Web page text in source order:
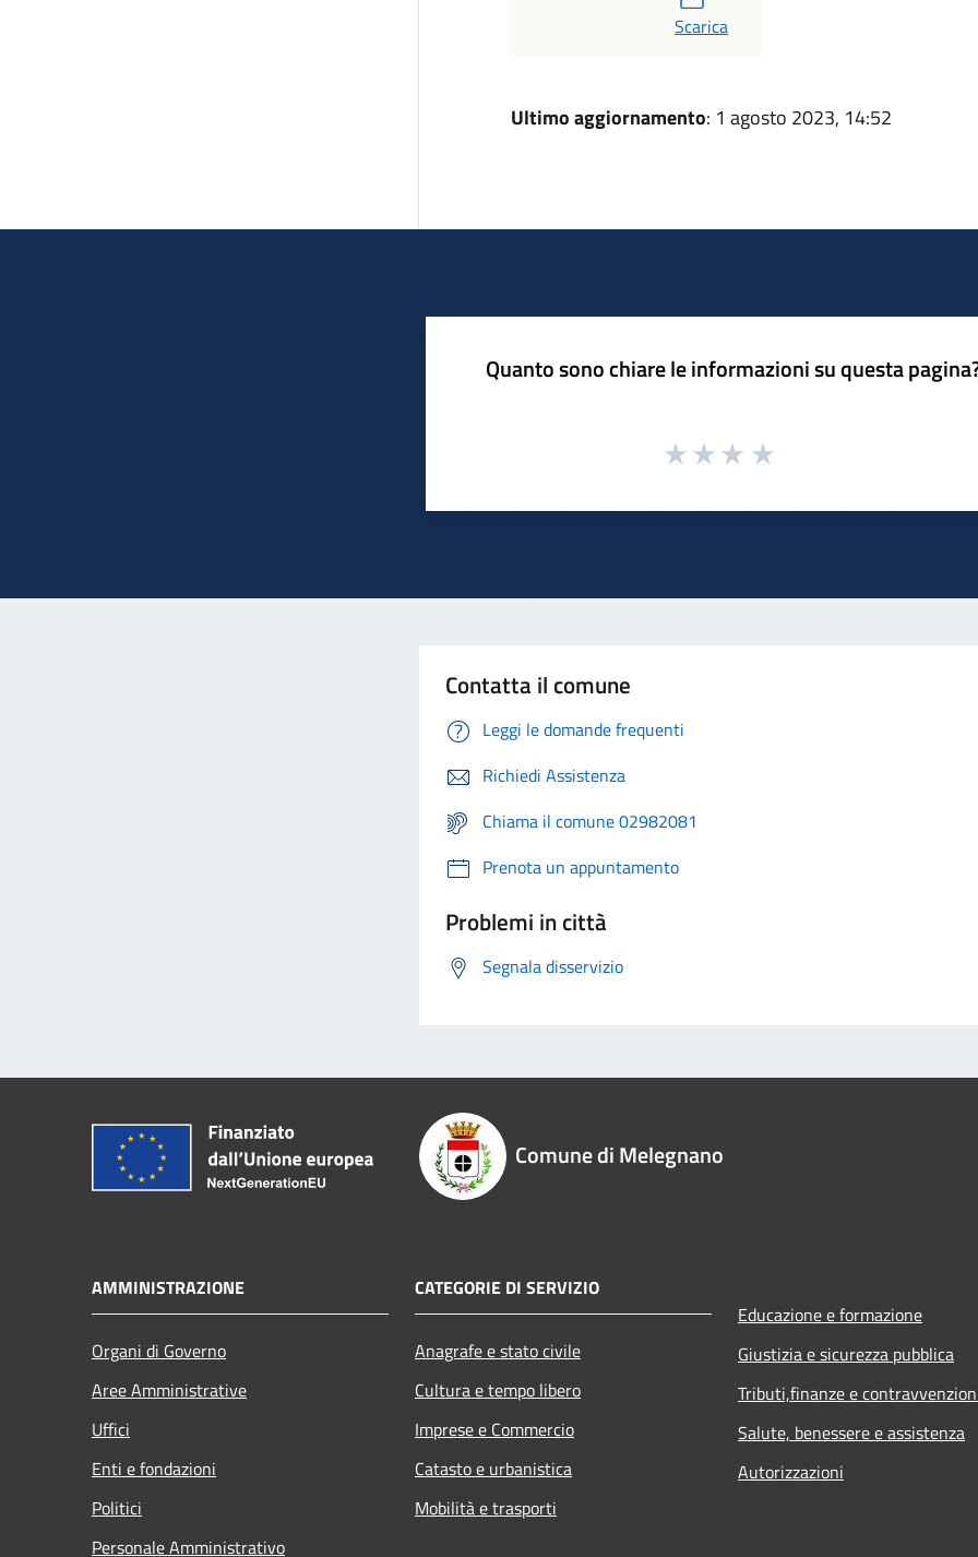
PDF
Scarica
Ultimo aggiornamento: 1 agosto 2023, 14:52
Quanto sono chiare le informazioni su questa
Contatta il comune
Leggi le domande frequenti
Richiedi Assistenza
Chiama il comune 02982081
Prenota un appuntamento
Problemi in città
Segnala disservizio
Comune di Melegnano
AMMINISTRAZIONE
Organi di Governo
Aree Amministrative
Uffici
Enti e fondazioni
Politici
Personale Amministrativo
CATEGORIE DI SERVIZIO
Anagrafe e stato civile
Cultura e tempo libero
Imprese e Commercio
Catasto e urbanistica
Mobilità e trasporti
Educazione e formazione
Giustizia e sicurezza pubblica
Tributi,finanze e
Salute, benessere e assistenza
Autorizzazioni